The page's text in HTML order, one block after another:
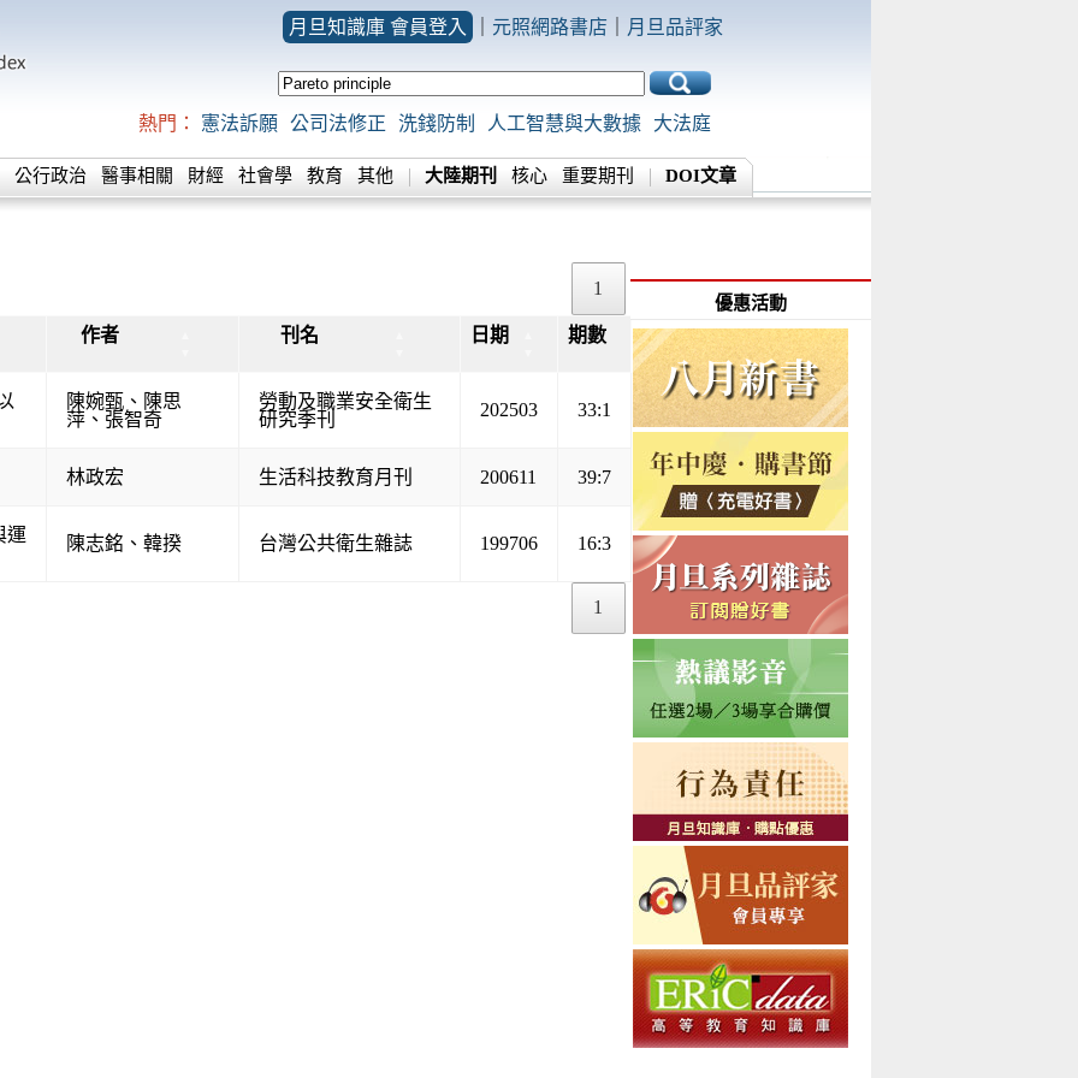
月旦知識庫 會員登入 元照網路書店 月旦品評家
熱門： 憲法訴願 公司法修正 洗錢防制 人工智慧與大數據 大法庭
公行政治 醫事相關 財經 社會學 教育 其他 大陸期刊 核心 重要期刊 DOI文章
1
作者 刊名 日期 期數
陳婉甄 、 陳思
萍 、 張智奇
勞動及職業安全衛生
研究季刊
202503 33:1
林政宏 生活科技教育月刊 200611 39:7
運 陳志銘 、 韓揆 台灣公共衛生雜誌 199706 16:3
1
優惠活動